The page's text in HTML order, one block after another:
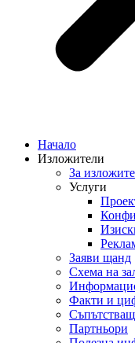
Начало
Изложители
За
Услуги
Заяви щанд
Схема на
Факти и
Партньори